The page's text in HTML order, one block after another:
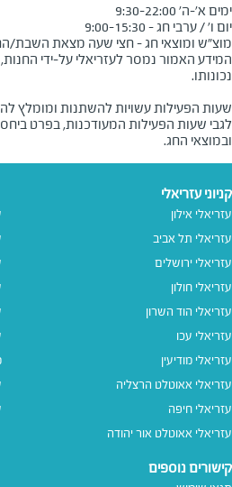
מוצ"ש ומוצאי חג - חצי שעה מצאת השבת/החג
המידע האמור נמסר לעזריאלי על-ידי
שעות הפעילות עשויות להשתנות ומומלץ
לגבי שעות הפעילות המעודכנות, בפרט
ובמוצאי החג.
קניוני עזריאלי
עזריאלי אילון
עזריאלי תל אביב
עזריאלי ירושלים
עזריאלי חולון
עזריאלי הוד השרון
עזריאלי עכו
עזריאלי מודיעין
עזריאלי אאוטלט הרצליה
עזריאלי חיפה
עזריאלי אאוטלט אור יהודה
קישורים נוספים